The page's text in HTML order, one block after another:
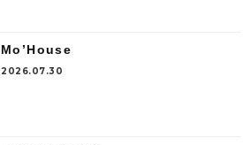
Mo’House
2026.07.30